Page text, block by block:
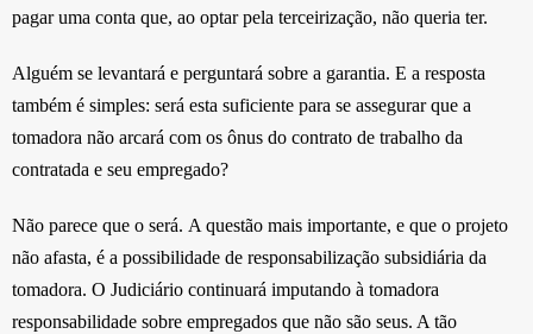
pagar uma conta que, ao optar pela terceirização, não queria ter.
Alguém se levantará e perguntará sobre a garantia. E a resposta
também é simples: será esta suficiente para se assegurar que a
tomadora não arcará com os ônus do contrato de trabalho da
contratada e seu empregado?
Não parece que o será. A questão mais importante, e que o projeto
não afasta, é a possibilidade de responsabilização subsidiária da
tomadora. O Judiciário continuará imputando à tomadora
responsabilidade sobre empregados que não são seus. A tão